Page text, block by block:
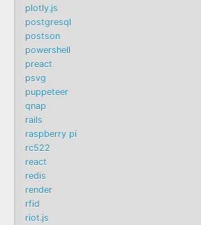
plotly.js
postgresql
postson
powershell
preact
psvg
puppeteer
qnap
rails
raspberry pi
rc522
react
redis
render
rfid
riot.js